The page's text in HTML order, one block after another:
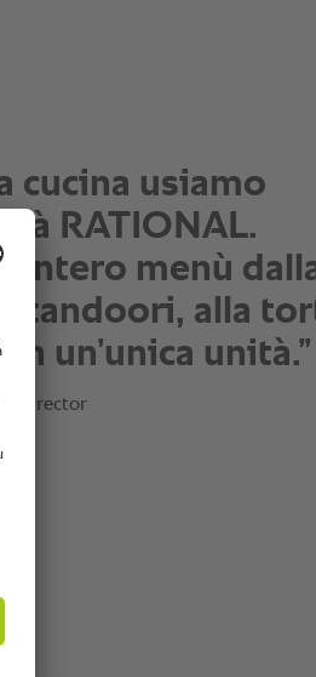
piatto entro 9
processi
velocizziamo
raggiungiamo
perfetti. Si può
Director